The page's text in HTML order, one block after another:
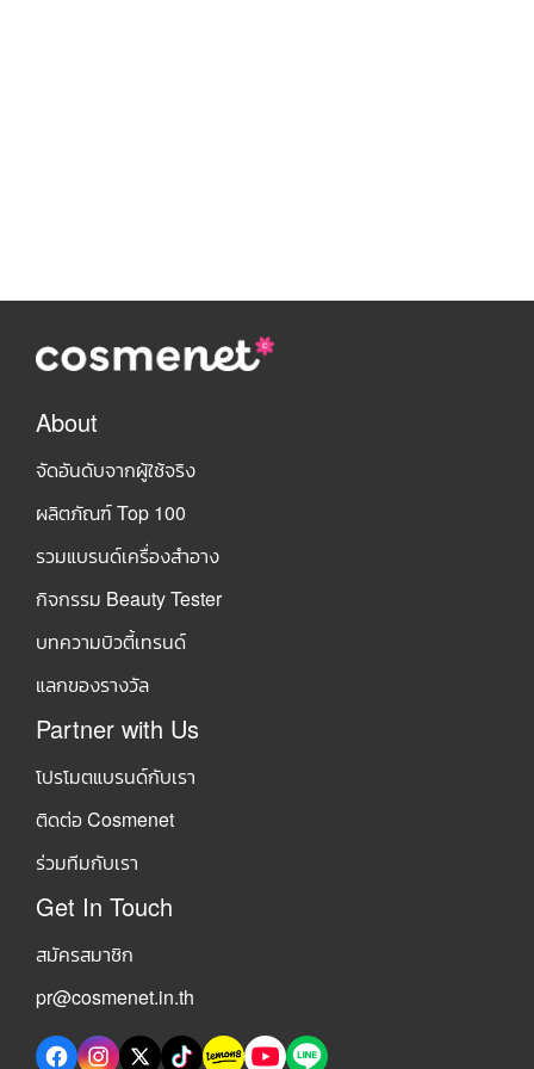
About
จัดอันดับจากผู้ใช้จริง
ผลิตภัณฑ์ Top 100
รวมแบรนด์เครื่องสำอาง
กิจกรรม Beauty Tester
บทความบิวตี้เทรนด์
แลกของรางวัล
Partner with Us
โปรโมตแบรนด์กับเรา
ติดต่อ Cosmenet
ร่วมทีมกับเรา
Get In Touch
สมัครสมาชิก
pr@cosmenet.in.th